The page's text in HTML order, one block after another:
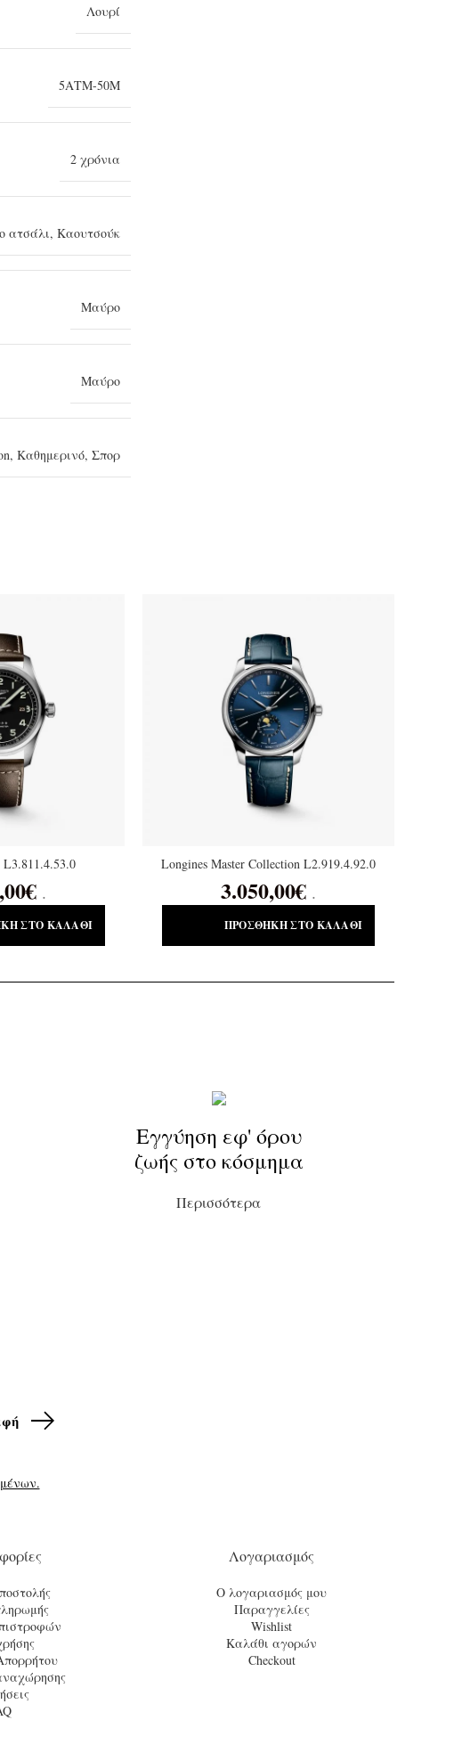
Λουρί
5ΑΤΜ-50Μ
2 χρόνια
ατσάλι, Καουτσούκ
Μαύρο
Μαύρο
, Καθημερινό, Σπορ
€ .
ΣΤΟ ΚΑΛΆΘΙ
Longines Master Collection L2.919.4.92.0
3.050,00€ .
ΠΡΟΣΘΉΚΗ ΣΤΟ ΚΑΛΆΘΙ
Εγγύηση εφ' όρου
ζωής στο κόσμημα
Περισσότερα
Λογαριασμός
Ο λογαριασμός μου
Παραγγελίες
Wishlist
Καλάθι αγορών
Checkout